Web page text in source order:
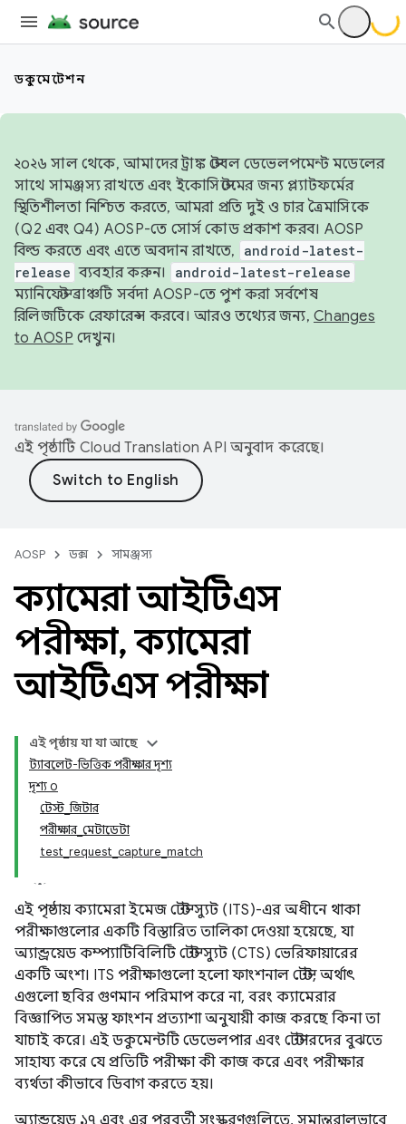
ডকুমেন্টেশন
২০২৬ সাল থেকে, আমাদের ট্রাঙ্ক স্টেবল ডেভেলপমেন্ট মডেলের
সাথে সামঞ্জস্য রাখতে এবং ইকোসিস্টেমের জন্য প্ল্যাটফর্মের
স্থিতিশীলতা নিশ্চিত করতে, আমরা প্রতি দুই ও চার ত্রৈমাসিকে
(Q2 এবং Q4) AOSP-তে সোর্স কোড প্রকাশ করব। AOSP
বিল্ড করতে এবং এতে অবদান রাখতে,
android-latest-
release ব্যবহার করুন। android-latest-release
ম্যানিফেস্ট ব্রাঞ্চটি সর্বদা AOSP-তে পুশ করা সর্বশেষ
রিলিজটিকে রেফারেন্স করবে। আরও তথ্যের জন্য, Changes
to AOSP দেখুন।
এই পৃষ্ঠাটি Cloud Translation API অনুবাদ করেছে।
AOSP ডক্স সামঞ্জস্য
ক্যামেরা আইটিএস
পরীক্ষা,ক্যামেরা
আইটিএস পরীক্ষা
এই পৃষ্ঠায় যা যা আছে
ট্যাবলেট-ভিত্তিক পরীক্ষার দৃশ্য
দৃশ্য ০
টেস্ট_জিটার
পরীক্ষার_মেটাডেটা
test_request_capture_match
এই পৃষ্ঠায় ক্যামেরা ইমেজ টেস্ট স্যুট (ITS)-এর অধীনে থাকা
পরীক্ষাগুলোর একটি বিস্তারিত তালিকা দেওয়া হয়েছে, যা
অ্যান্ড্রয়েড কম্প্যাটিবিলিটি টেস্ট স্যুট (CTS) ভেরিফায়ারের
একটি অংশ। ITS পরীক্ষাগুলো হলো ফাংশনাল টেস্ট, অর্থাৎ
এগুলো ছবির গুণমান পরিমাপ করে না, বরং ক্যামেরার
বিজ্ঞাপিত সমস্ত ফাংশন প্রত্যাশা অনুযায়ী কাজ করছে কিনা তা
যাচাই করে। এই ডকুমেন্টটি ডেভেলপার এবং টেস্টারদের বুঝতে
সাহায্য করে যে প্রতিটি পরীক্ষা কী কাজ করে এবং পরীক্ষার
ব্যর্থতা কীভাবে ডিবাগ করতে হয়।
অ্যান্ড্রয়েড ১৭ এবং এর পরবর্তী সংস্করণগুলিতে, সমান্তরালভাবে